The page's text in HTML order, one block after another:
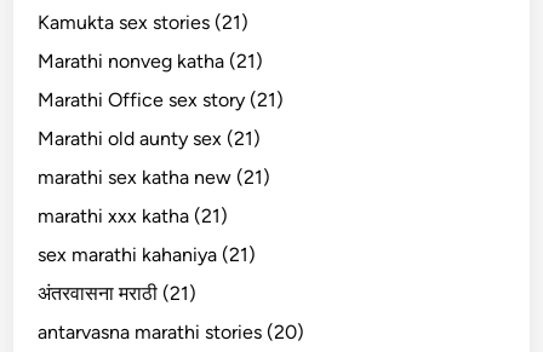
Kamukta sex stories (21)
Marathi nonveg katha (21)
Marathi Office sex story (21)
Marathi old aunty sex (21)
marathi sex katha new (21)
marathi xxx katha (21)
sex marathi kahaniya (21)
अंतरवासना मराठी (21)
antarvasna marathi stories (20)